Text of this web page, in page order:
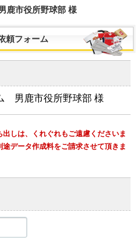
鹿市役所野球部 様
頼フォーム
しは、くれぐれもご遠慮くださいま
データ作成料をご請求させて頂きま